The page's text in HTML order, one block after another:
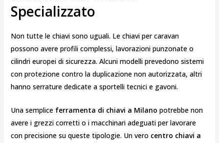
Specializzato
Non tutte le chiavi sono uguali. Le chiavi per caravan
possono avere profili complessi, lavorazioni punzonate o
cilindri europei di sicurezza. Alcuni modelli prevedono sistemi
con protezione contro la duplicazione non autorizzata, altri
hanno serrature dedicate a sportelli tecnici e gavoni.
Una semplice ferramenta di chiavi a Milano potrebbe non
avere i grezzi corretti o i macchinari adeguati per lavorare
con precisione su queste tipologie. Un vero centro chiavi a